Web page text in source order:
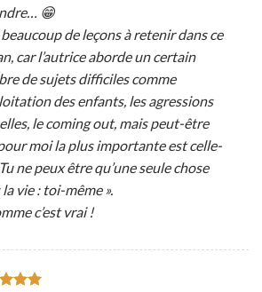
😁
beaucoup de leçons à retenir dans ce
car l’autrice aborde un certain
de sujets difficiles comme
des enfants, les agressions
le coming out, mais peut-être
moi la plus importante est celle-
ne peux être qu’une seule chose
vie : toi-même ».
c’est vrai !